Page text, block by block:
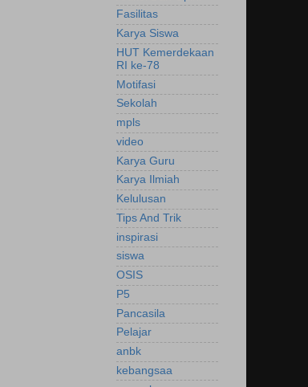
Fasilitas
Karya Siswa
HUT Kemerdekaan
RI ke-78
Motifasi
Sekolah
mpls
video
Karya Guru
Karya Ilmiah
Kelulusan
Tips And Trik
inspirasi
siswa
OSIS
P5
Pancasila
Pelajar
anbk
kebangsaa